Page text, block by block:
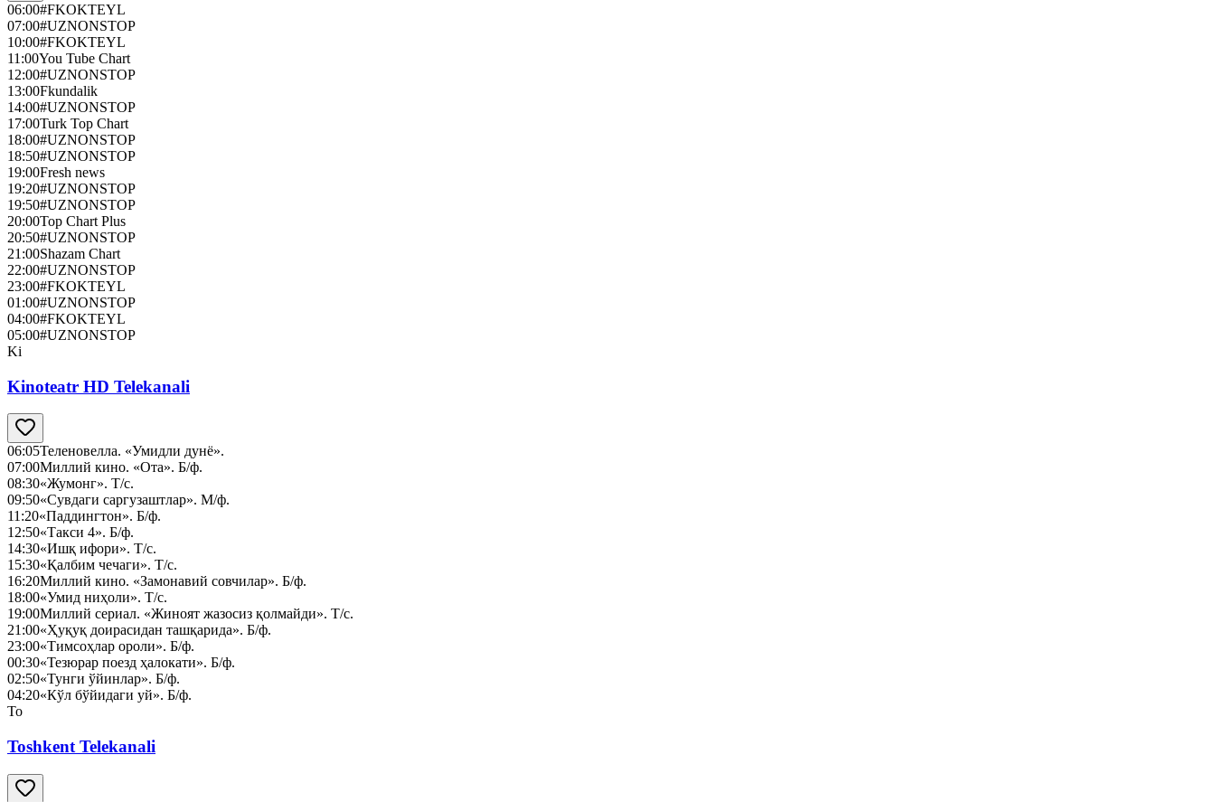
06:00#FKOKTEYL
07:00#UZNONSTOP
10:00#FKOKTEYL
11:00You Tube Chart
12:00#UZNONSTOP
13:00Fkundalik
14:00#UZNONSTOP
17:00Turk Top Chart
18:00#UZNONSTOP
18:50#UZNONSTOP
19:00Fresh news
19:20#UZNONSTOP
19:50#UZNONSTOP
20:00Top Chart Plus
20:50#UZNONSTOP
21:00Shazam Chart
22:00#UZNONSTOP
23:00#FKOKTEYL
01:00#UZNONSTOP
04:00#FKOKTEYL
05:00#UZNONSTOP
Ki
Kinoteatr HD Telekanali
06:05Теленовелла. «Умидли дунё».
07:00Миллий кино. «Ота». Б/ф.
08:30«Жумонг». Т/с.
09:50«Сувдаги саргузаштлар». М/ф.
11:20«Паддингтон». Б/ф.
12:50«Такси 4». Б/ф.
14:30«Ишқ ифори». Т/с.
15:30«Қалбим чечаги». Т/с.
16:20Миллий кино. «Замонавий совчилар». Б/ф.
18:00«Умид ниҳоли». Т/с.
19:00Миллий сериал. «Жиноят жазосиз қолмайди». Т/с.
21:00«Ҳуқуқ доирасидан ташқарида». Б/ф.
23:00«Тимсоҳлар ороли». Б/ф.
00:30«Тезюрар поезд ҳалокати». Б/ф.
02:50«Тунги ўйинлар». Б/ф.
04:20«Кўл бўйидаги уй». Б/ф.
To
Toshkent Telekanali